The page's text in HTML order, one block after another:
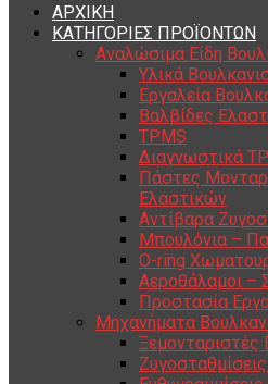
ΑΡΧΙΚΗ
ΚΑΤΗΓΟΡΙΕΣ ΠΡΟΪΟΝΤΩΝ
Αναλώσιμα Είδη
Υλικά
Εργαλεία
Βαλβίδες
TPMS
Διαγνωστικά
Πάστες
Ελαστικών
Αντίβαρα
Μπουλόνια –
O-ring
Αεροθάλαμοι –
Προστασία
Μηχανήματα
Ξεμονταριστές